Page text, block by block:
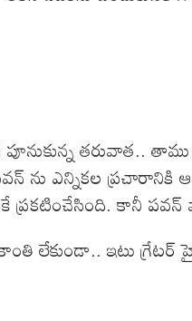
తరువాత.. తాము
ను ఎన్నికల
కానీ పవన్
లేకుండా.. ఇటు గ్రేటర్